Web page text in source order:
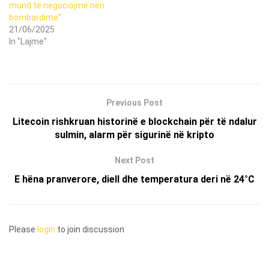
mund të negociojmë nën
bombardime”
21/06/2025
In "Lajme"
Previous Post
Litecoin rishkruan historinë e blockchain për të ndalur
sulmin, alarm për sigurinë në kripto
Next Post
E hëna pranverore, diell dhe temperatura deri në 24°C
Please login to join discussion